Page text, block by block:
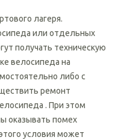
лагеря.
или отдельных
получать техническую
велосипеда на
либо с
ремонт
. При этом